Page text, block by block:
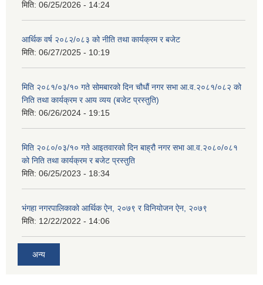
मिति: 06/25/2026 - 14:24
आर्थिक वर्ष २०८२/०८३ को नीति तथा कार्यक्रम र बजेट
मिति: 06/27/2025 - 10:19
मिति २०८१/०३/१० गते सोमबारको दिन चौधौं नगर सभा आ.व.२०८१/०८२ को
निति तथा कार्यक्रम र आय व्यय (बजेट प्रस्तुति)
मिति: 06/26/2024 - 19:15
मिति २०८०/०३/१० गते आइतवारको दिन बाह्रौ नगर सभा आ.व.२०८०/०८१
को निति तथा कार्यक्रम र बजेट प्रस्तुति
मिति: 06/25/2023 - 18:34
भंगहा नगरपालिकाको आर्थिक ऐन, २०७९ र विनियोजन ऐन, २०७९
मिति: 12/22/2022 - 14:06
अन्य